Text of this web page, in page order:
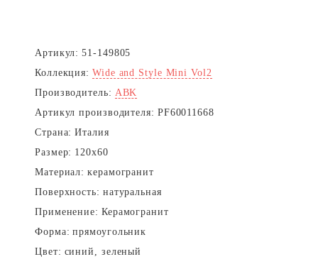
Артикул: 51-149805
Коллекция: Wide and Style Mini Vol2
Производитель: ABK
Артикул производителя: PF60011668
Страна: Италия
Размер: 120x60
Материал: керамогранит
Поверхность: натуральная
Применение: Керамогранит
Форма: прямоугольник
Цвет: синий, зеленый